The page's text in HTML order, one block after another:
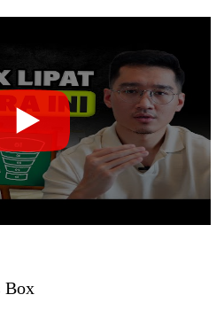
Box